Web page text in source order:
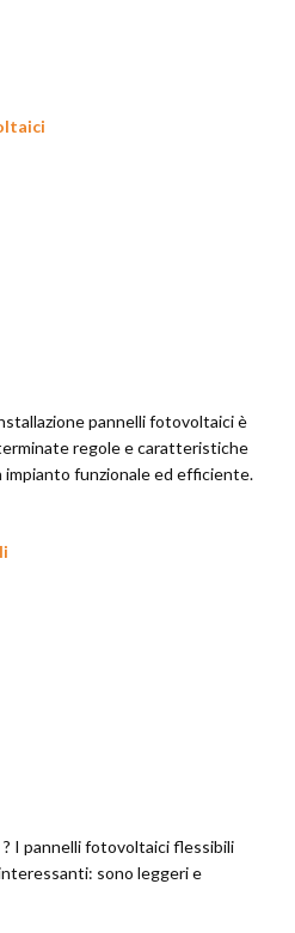
pannelli fotovoltaici è
regole e caratteristiche
funzionale ed efficiente.
I pannelli fotovoltaici flessibili
sono leggeri e